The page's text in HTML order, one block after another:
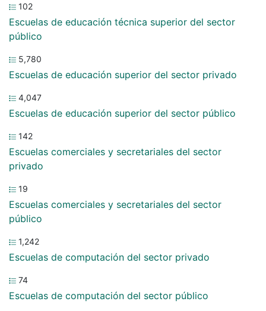
102
Escuelas de educación técnica superior del sector
público
5,780
Escuelas de educación superior del sector privado
4,047
Escuelas de educación superior del sector público
142
Escuelas comerciales y secretariales del sector
privado
19
Escuelas comerciales y secretariales del sector
público
1,242
Escuelas de computación del sector privado
74
Escuelas de computación del sector público